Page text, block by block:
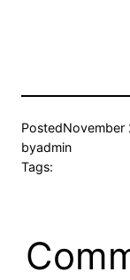
PostedNovember
byadmin
Tags: